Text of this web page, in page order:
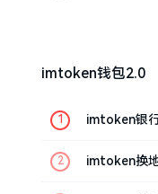
imtoken钱包2.0
imtoken银
imtoken换